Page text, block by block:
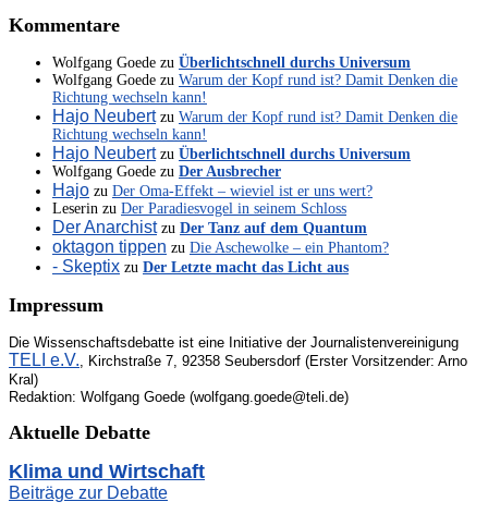
Kommentare
Wolfgang Goede zu Überlichtschnell durchs Universum
Wolfgang Goede zu Warum der Kopf rund ist? Damit Denken die
Richtung wechseln kann!
Hajo Neubertzu Warum der Kopf rund ist? Damit Denken die
Richtung wechseln kann!
Hajo Neubertzu Überlichtschnell durchs Universum
Wolfgang Goede zu Der Ausbrecher
Hajo zu Der Oma-Effekt – wieviel ist er uns wert?
Leserin zu Der Paradiesvogel in seinem Schloss
Der Anarchistzu Der Tanz auf dem Quantum
oktagon tippen zu Die Aschewolke – ein Phantom?
- Skeptix zu Der Letzte macht das Licht aus
Impressum
Die Wissenschaftsdebatte ist eine Initiative der Journalistenvereinigung
TELI e.V., Kirchstraße 7, 92358 Seubersdorf (Erster Vorsitzender: Arno
Kral)
Redaktion: Wolfgang Goede (wolfgang.goede@teli.de)
Aktuelle Debatte
Klima und Wirtschaft
Beiträge zur Debatte